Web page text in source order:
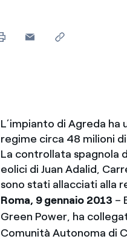
L’impianto di Agreda ha
regime circa 48 milioni di
La controllata spagnola
eolici di Juan Adalid,
sono stati allacciati alla
Roma, 9 gennaio 2013 –
Green Power, ha
Comunità Autonoma di